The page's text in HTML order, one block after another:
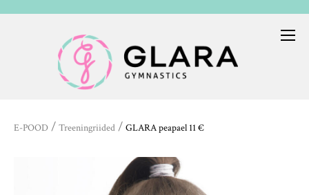
E-POOD / Treeningriided / GLARA peapael 11 €